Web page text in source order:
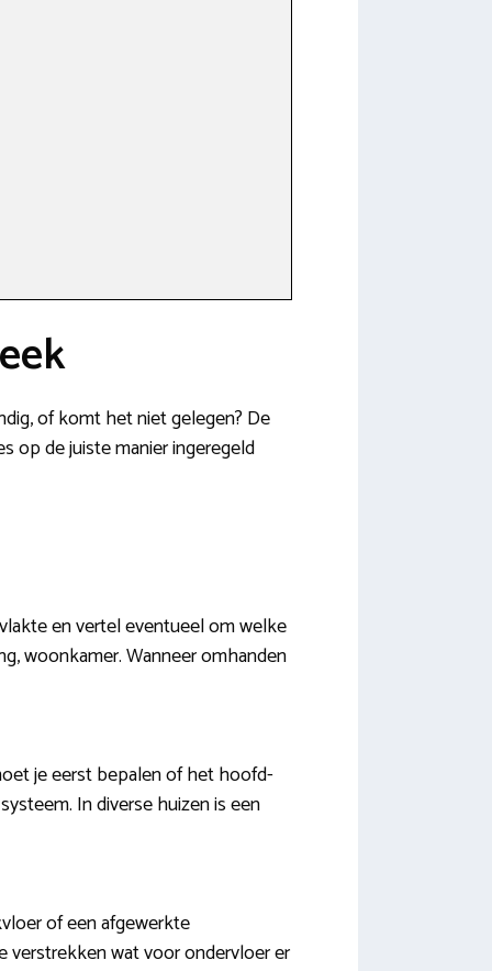
of komt het niet gelegen? De
op de juiste manier ingeregeld
en vertel eventueel om welke
woonkamer. Wanneer omhanden
je eerst bepalen of het hoofd-
In diverse huizen is een
of een afgewerkte
verstrekken wat voor ondervloer er